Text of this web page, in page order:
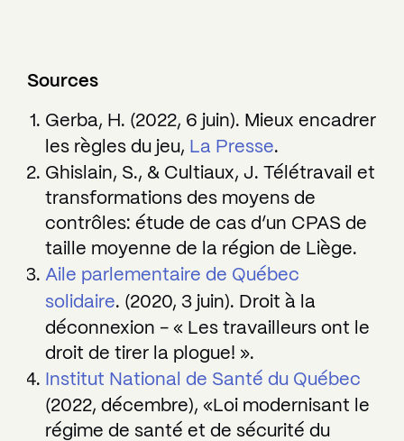
Sources
Gerba, H. (2022, 6 juin). Mieux encadrer
les règles du jeu, La Presse.
Ghislain, S., & Cultiaux, J. Télétravail et
transformations des moyens de
contrôles: étude de cas d’un CPAS de
taille moyenne de la région de Liège.
Aile parlementaire de Québec
solidaire. (2020, 3 juin). Droit à la
déconnexion - « Les travailleurs ont le
droit de tirer la plogue! ».
Institut National de Santé du Québec
(2022, décembre), «Loi modernisant le
régime de santé et de sécurité du